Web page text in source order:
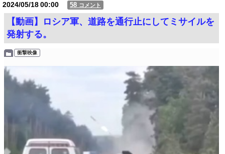
2024/05/1800:00 58 コメント
【動画】ロシア軍、道路を通行止にしてミサイルを
発射する。
衝撃映像